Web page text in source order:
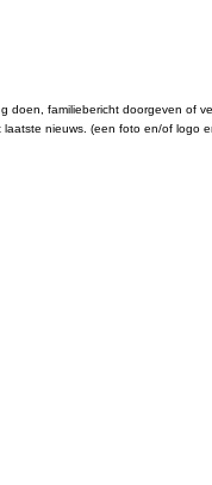
doen, familiebericht doorgeven of
nieuws. (een foto en/of logo